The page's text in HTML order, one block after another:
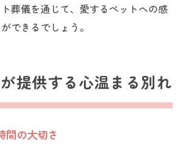
葬儀を通じて、愛するペットへの感
できるでしょう。
提供する心温まる別れ
間の大切さ